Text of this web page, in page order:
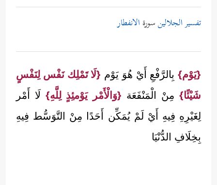
تفسير الجلالينسورة الانفطار
{يَوْم} بِالرَّفْعِ أَيْ هُوَ يَوْم {لَا تَمْلِك نَفْس لِنَفْسٍ
شَيْئًا}مِنْ الْمَنْفَعَة {وَالْأَمْر يَوْمئِذٍ لِلَّهِ}لَا أَمْر
لِغَيْرِهِ فِيهِ أَيْ لَمْ يُمَكِّن أَحَدًا مِنْ التَّوَسُّط فِيهِ
بِخِلَافِ الدُّنْيَا